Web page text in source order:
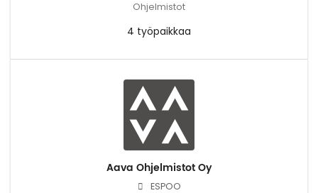
Ohjelmistot
4 työpaikkaa
Aava Ohjelmistot Oy
ESPOO